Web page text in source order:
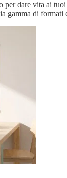
per dare vita ai
gamma di formati